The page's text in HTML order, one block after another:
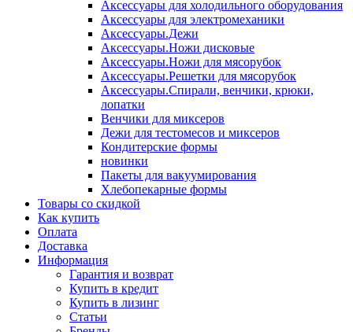
Аксессуары для холодильного оборудования
Аксессуары для электромеханики
Аксессуары.Дежи
Аксессуары.Ножи дисковые
Аксессуары.Ножи для мясорубок
Аксессуары.Решетки для мясорубок
Аксессуары.Спирали, венчики, крюки,
лопатки
Венчики для миксеров
Дежи для тестомесов и миксеров
Кондитерские формы
новинки
Пакеты для вакуумирования
Хлебопекарные формы
Товары со скидкой
Как купить
Оплата
Доставка
Информация
Гарантия и возврат
Купить в кредит
Купить в лизинг
Статьи